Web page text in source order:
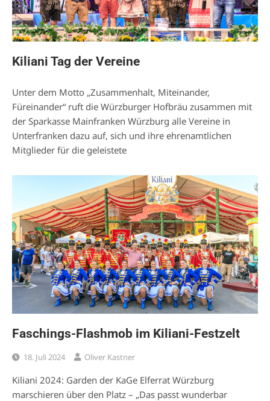
Kiliani Tag der Vereine
Unter dem Motto „Zusammenhalt, Miteinander,
Füreinander“ ruft die Würzburger Hofbräu zusammen mit
der Sparkasse Mainfranken Würzburg alle Vereine in
Unterfranken dazu auf, sich und ihre ehrenamtlichen
Mitglieder für die geleistete
Faschings-Flashmob im Kiliani-Festzelt
18. Juli 2024 Oliver Kastner
Kiliani 2024: Garden der KaGe Elferrat Würzburg
marschieren über den Platz – „Das passt wunderbar